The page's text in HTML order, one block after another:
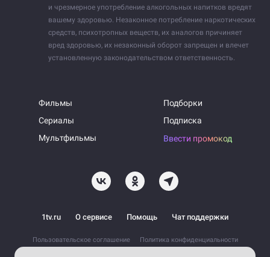
и чрезмерное употребление алкогольных напитков вредят
вашему здоровью. Незаконное потребление наркотических
средств, психотропных веществ, их аналогов причиняет
вред здоровью, их незаконный оборот запрещен и влечет
установленную законодательством ответственность.
Фильмы
Сериалы
Мультфильмы
Подборки
Подписка
Ввести промокод
1tv.ru О сервисе Помощь Чат поддержки
Пользовательское соглашение Политика конфиденциальности